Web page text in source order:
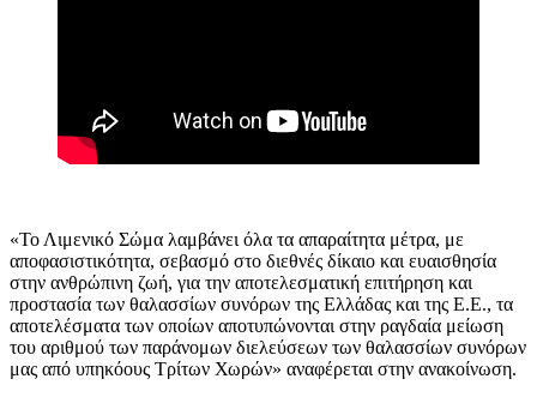
«Το Λιμενικό Σώμα λαμβάνει όλα τα απαραίτητα μέτρα, με
αποφασιστικότητα, σεβασμό στο διεθνές δίκαιο και ευαισθησία
στην ανθρώπινη ζωή, για την αποτελεσματική επιτήρηση και
προστασία των θαλασσίων συνόρων της Ελλάδας και της Ε.Ε., τα
αποτελέσματα των οποίων αποτυπώνονται στην ραγδαία μείωση
του αριθμού των παράνομων διελεύσεων των θαλασσίων συνόρων
μας από υπηκόους Τρίτων Χωρών» αναφέρεται στην ανακοίνωση.